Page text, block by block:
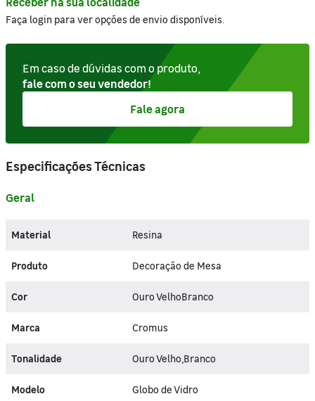
Faça login para ver opções de envio disponíveis.
Em caso de dúvidas com o produto,
fale com o seu vendedor!
Fale agora
Especificações Técnicas
Geral
Material Resina
Produto Decoração de Mesa
Cor Ouro VelhoBranco
Marca Cromus
Tonalidade Ouro Velho,Branco
Modelo Globo de Vidro